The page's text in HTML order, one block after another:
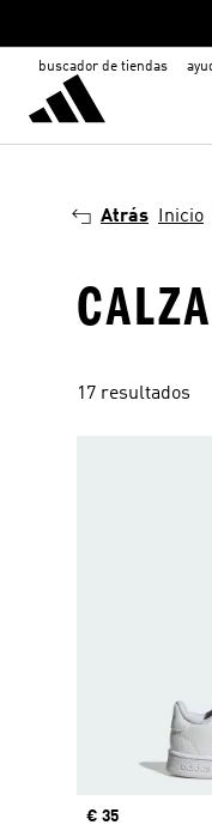
buscador de tiendas
Atrás Inicio
17 resultados
Precio
€ 35